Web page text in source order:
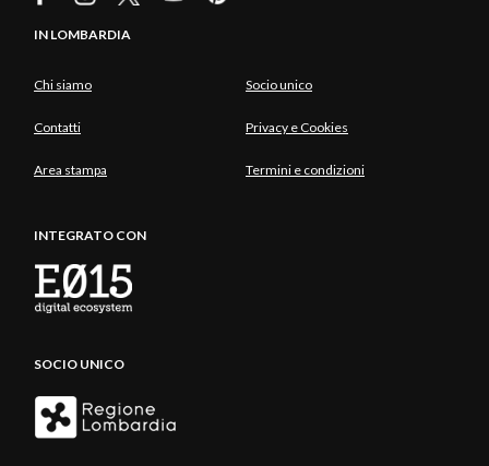
IN LOMBARDIA
Chi siamo Socio unico
Contatti Privacy e Cookies
Area stampa Termini e condizioni
INTEGRATO CON
SOCIO UNICO